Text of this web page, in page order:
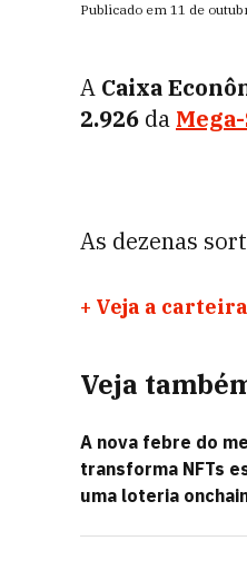
Publicado em 11 de
A Caixa
2.926 da
As dezenas
+ Veja a
Veja
A nova febre do
transforma NFTs
uma loteria